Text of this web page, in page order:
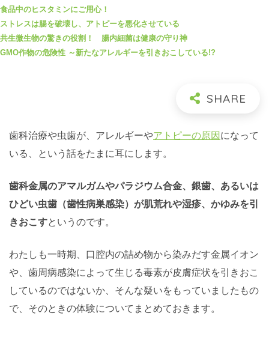
食品中のヒスタミンにご用心！
ストレスは腸を破壊し、アトピーを悪化させている
共生微生物の驚きの役割！ 腸内細菌は健康の守り神
GMO作物の危険性 ～新たなアレルギーを引きおこしている!?
歯科治療や虫歯が、アレルギーやアトピーの原因 になって
いる、という話をたまに耳にします。
歯科金属のアマルガムやパラジウム合金、銀歯、あるいは
ひどい虫歯（歯性病巣感染）が肌荒れや湿疹、かゆみを引
きおこすというのです。
わたしも一時期、口腔内の詰め物から染みだす金属イオン
や、歯周病感染によって生じる毒素が皮膚症状を引きおこ
しているのではないか、そんな疑いをもっていましたもの
で、そのときの体験についてまとめておきます。